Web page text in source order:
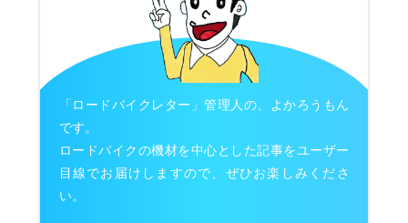
「ロードバイクレター」管理人の、よかろうもん
です。
ロードバイクの機材を中心とした記事をユーザー
目線でお届けしますので、ぜひお楽しみくださ
い。